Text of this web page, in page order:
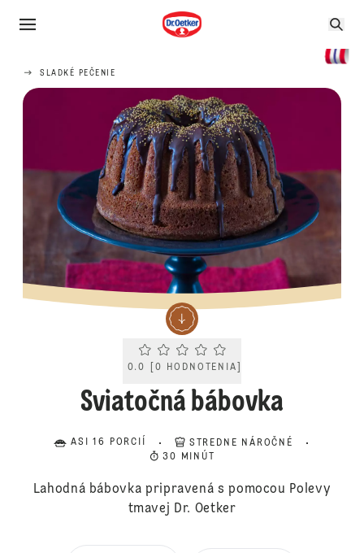
SLADKÉ PEČENIE
Current rating 0.0. Click to rate.
0.0 0 HODNOTENIA
Sviatočná bábovka
ASI 16 PORCIÍ
STREDNE NÁROČNÉ
30 MINÚT
Lahodná bábovka pripravená s pomocou Polevy
tmavej Dr. Oetker